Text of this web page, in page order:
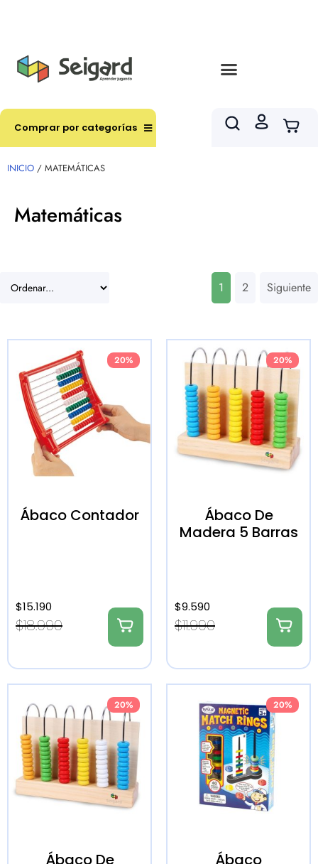
Comprar por categorías
INICIO / MATEMÁTICAS
Matemáticas
1 2 Siguiente
20%
Ábaco Contador
$18.990
$15.190
20%
Ábaco De
Madera 5 Barras
$11.990
$9.590
20%
Ábaco De
20%
Ábaco